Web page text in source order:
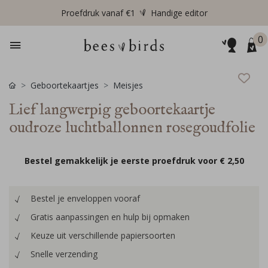
Proefdruk vanaf €1 Handige editor
0
Geboortekaartjes Meisjes
Lief langwerpig geboortekaartje
oudroze luchtballonnen rosegoudfolie
Bestel gemakkelijk je eerste proefdruk voor € 2,50
Bestel je enveloppen vooraf
Gratis aanpassingen en hulp bij opmaken
Keuze uit verschillende papiersoorten
Snelle verzending